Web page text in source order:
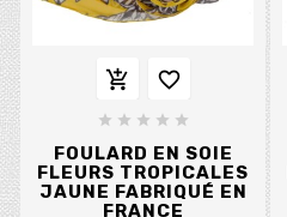
 
    
FOULARD EN SOIE
FLEURS TROPICALES
JAUNE FABRIQUÉ EN
FRANCE